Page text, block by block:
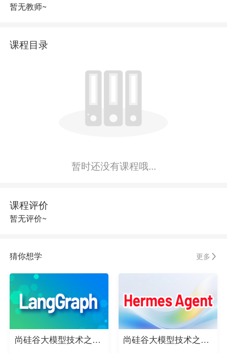
暂无教师~
课程目录
暂时还没有课程哦...
课程评价
暂无评价~
猜你想学 更多
尚硅谷大模型技术之LangGraph实战教程 尚硅谷大模型技术之Hermes Agent实战教程